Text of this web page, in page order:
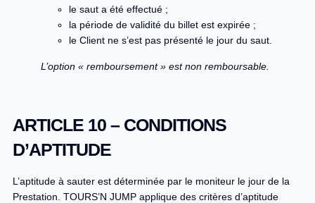
le saut a été effectué ;
la période de validité du billet est expirée ;
le Client ne s’est pas présenté le jour du saut.
L’option « remboursement » est non remboursable.
ARTICLE 10 – CONDITIONS
D’APTITUDE
L’aptitude à sauter est déterminée par le moniteur le jour de la
Prestation. TOURS’N JUMP applique des critères d’aptitude